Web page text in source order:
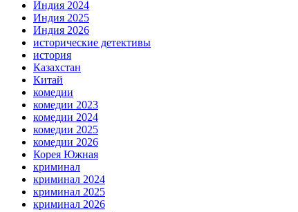
Индия 2024
Индия 2025
Индия 2026
исторические детективы
история
Казахстан
Китай
комедии
комедии 2023
комедии 2024
комедии 2025
комедии 2026
Корея Южная
криминал
криминал 2024
криминал 2025
криминал 2026